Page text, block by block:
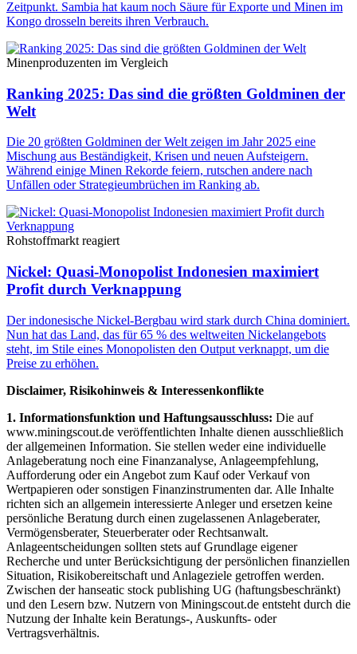
Zeitpunkt. Sambia hat kaum noch Säure für Exporte und Minen im
Kongo drosseln bereits ihren Verbrauch.
Minenproduzenten im Vergleich
Ranking 2025: Das sind die größten Goldminen der
Welt
Die 20 größten Goldminen der Welt zeigen im Jahr 2025 eine
Mischung aus Beständigkeit, Krisen und neuen Aufsteigern.
Während einige Minen Rekorde feiern, rutschen andere nach
Unfällen oder Strategieumbrüchen im Ranking ab.
Rohstoffmarkt reagiert
Nickel: Quasi-Monopolist Indonesien maximiert
Profit durch Verknappung
Der indonesische Nickel-Bergbau wird stark durch China dominiert.
Nun hat das Land, das für 65 % des weltweiten Nickelangebots
steht, im Stile eines Monopolisten den Output verknappt, um die
Preise zu erhöhen.
Disclaimer, Risikohinweis & Interessenkonflikte
1. Informationsfunktion und Haftungsausschluss: Die auf
www.miningscout.de veröffentlichten Inhalte dienen ausschließlich
der allgemeinen Information. Sie stellen weder eine individuelle
Anlageberatung noch eine Finanzanalyse, Anlageempfehlung,
Aufforderung oder ein Angebot zum Kauf oder Verkauf von
Wertpapieren oder sonstigen Finanzinstrumenten dar. Alle Inhalte
richten sich an allgemein interessierte Anleger und ersetzen keine
persönliche Beratung durch einen zugelassenen Anlageberater,
Vermögensberater, Steuerberater oder Rechtsanwalt.
Anlageentscheidungen sollten stets auf Grundlage eigener
Recherche und unter Berücksichtigung der persönlichen finanziellen
Situation, Risikobereitschaft und Anlageziele getroffen werden.
Zwischen der hanseatic stock publishing UG (haftungsbeschränkt)
und den Lesern bzw. Nutzern von Miningscout.de entsteht durch die
Nutzung der Inhalte kein Beratungs-, Auskunfts- oder
Vertragsverhältnis.